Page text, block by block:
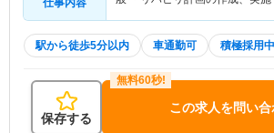
仕事内容
駅から徒歩5分以内 車通勤可 積極採用中
保存する
この求人を問い合